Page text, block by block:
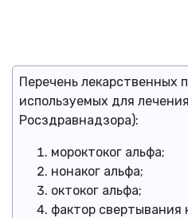
Перечень лекарственных
используемых для
Росздравнадзора):
мороктоког альфа;
нонаког альфа;
октоког альфа;
фактор свертывания